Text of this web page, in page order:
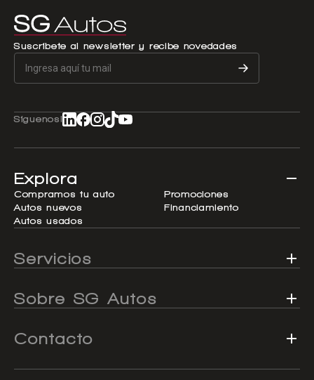
Suscríbete al newsletter y recibe novedades
Síguenos!
Explora
Compramos tu auto
Autos nuevos
Autos usados
Promociones
Financiamiento
Servicios
Sobre SG Autos
Contacto